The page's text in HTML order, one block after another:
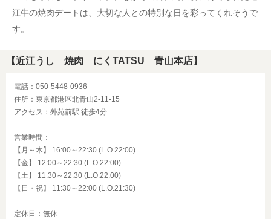
江牛の焼肉デートは、大切な人との特別な日を彩ってくれそうで
す。
【近江うし 焼肉 にくTATSU 青山本店】
電話：050-5448-0936
住所：東京都港区北青山2-11-15
アクセス：外苑前駅 徒歩4分
営業時間：
【月～木】 16:00～22:30 (L.O.22:00)
【金】 12:00～22:30 (L.O.22:00)
【土】 11:30～22:30 (L.O.22:00)
【日・祝】 11:30～22:00 (L.O.21:30)
定休日：無休